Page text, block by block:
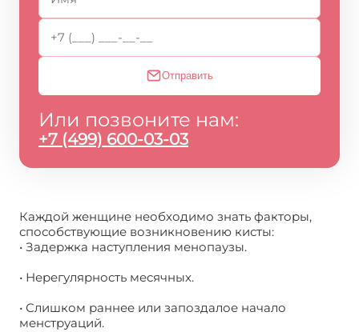
Отправить
Или позвоните нам:
+7 (499) 600-03-03
Каждой женщине необходимо знать факторы,
способствующие возникновению кисты:
• Задержка наступления менопаузы.
• Нерегулярность месячных.
• Слишком раннее или запоздалое начало
менструаций.